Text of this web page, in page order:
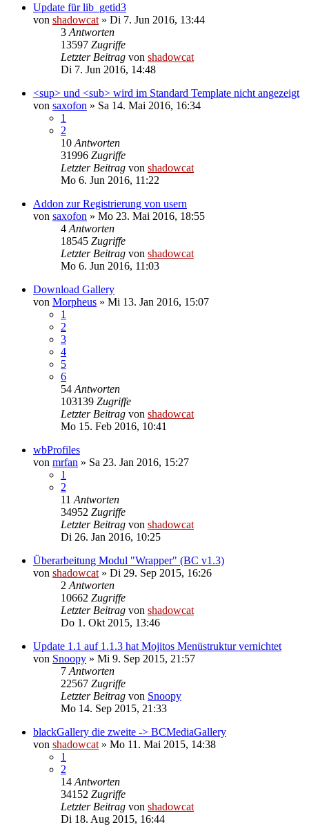
Update für lib_getid3
von shadowcat » Di 7. Jun 2016, 13:44
3 Antworten
13597 Zugriffe
Letzter Beitrag von shadowcat
Di 7. Jun 2016, 14:48
<sup> und <sub> wird im Standard Template nicht angezeigt
von saxofon » Sa 14. Mai 2016, 16:34
1
2
10 Antworten
31996 Zugriffe
Letzter Beitrag von shadowcat
Mo 6. Jun 2016, 11:22
Addon zur Registrierung von usern
von saxofon » Mo 23. Mai 2016, 18:55
4 Antworten
18545 Zugriffe
Letzter Beitrag von shadowcat
Mo 6. Jun 2016, 11:03
Download Gallery
von Morpheus » Mi 13. Jan 2016, 15:07
1
2
3
4
5
6
54 Antworten
103139 Zugriffe
Letzter Beitrag von shadowcat
Mo 15. Feb 2016, 10:41
wbProfiles
von mrfan » Sa 23. Jan 2016, 15:27
1
2
11 Antworten
34952 Zugriffe
Letzter Beitrag von shadowcat
Di 26. Jan 2016, 10:25
Überarbeitung Modul "Wrapper" (BC v1.3)
von shadowcat » Di 29. Sep 2015, 16:26
2 Antworten
10662 Zugriffe
Letzter Beitrag von shadowcat
Do 1. Okt 2015, 13:46
Update 1.1 auf 1.1.3 hat Mojitos Menüstruktur vernichtet
von Snoopy » Mi 9. Sep 2015, 21:57
7 Antworten
22567 Zugriffe
Letzter Beitrag von Snoopy
Mo 14. Sep 2015, 21:33
blackGallery die zweite -> BCMediaGallery
von shadowcat » Mo 11. Mai 2015, 14:38
1
2
14 Antworten
34152 Zugriffe
Letzter Beitrag von shadowcat
Di 18. Aug 2015, 16:44